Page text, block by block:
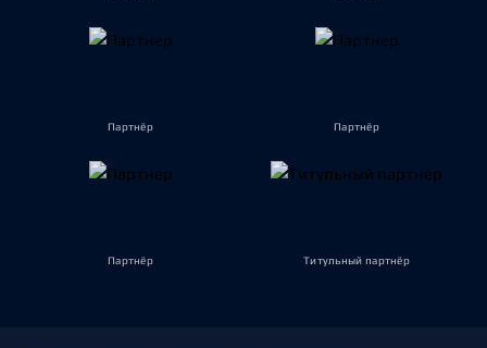
Партнёр Партнёр
Партнёр Титульный партнёр